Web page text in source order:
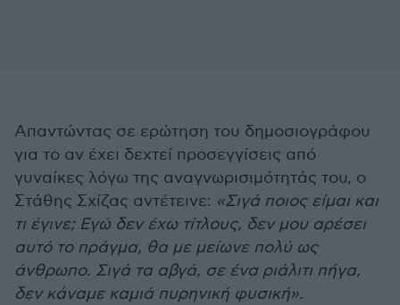
Απαντώντας σε ερώτηση του δημοσιογράφου
για το αν έχει δεχτεί προσεγγίσεις από
γυναίκες λόγω της αναγνωρισιμότητάς του, ο
Στάθης Σχίζας αντέτεινε: «Σιγά ποιος είμαι και
τι έγινε; Εγώ δεν έχω τίτλους, δεν μου αρέσει
αυτό το πράγμα, θα με μείωνε πολύ ως
άνθρωπο. Σιγά τα αβγά, σε ένα ριάλιτι πήγα,
δεν κάναμε καμιά πυρηνική φυσική».